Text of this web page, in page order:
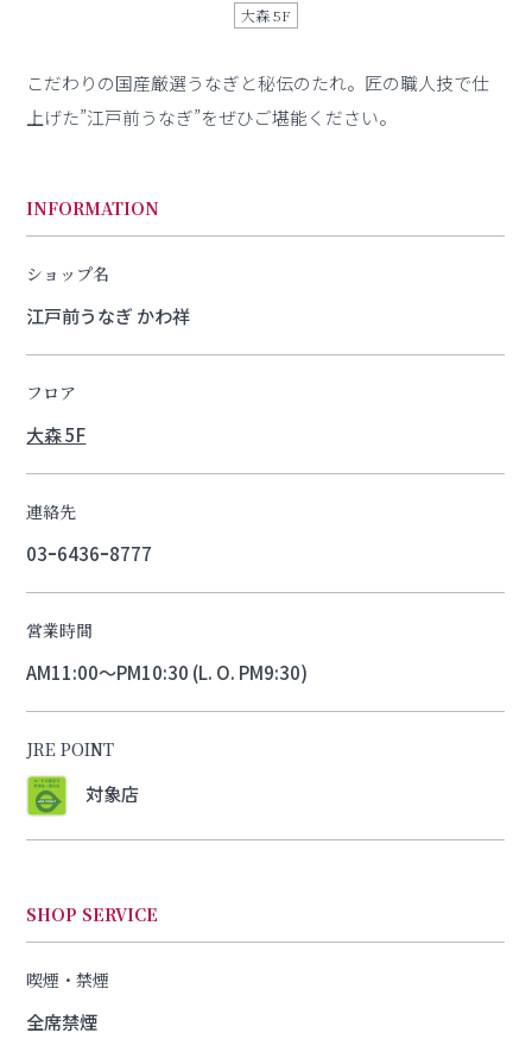
大森 5F
こだわりの国産厳選うなぎと秘伝のたれ。匠の職人技で仕
上げた”江戸前うなぎ”をぜひご堪能ください。
INFORMATION
ショップ名
江戸前うなぎ かわ祥
フロア
大森 5F
連絡先
03ｰ6436ｰ8777
営業時間
AM11:00～PM10:30 (L. O. PM9:30)
JRE POINT
対象店
SHOP SERVICE
喫煙・禁煙
全席禁煙